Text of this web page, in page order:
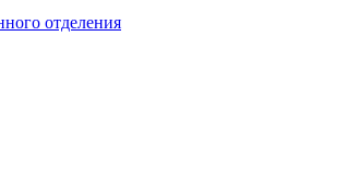
отделения